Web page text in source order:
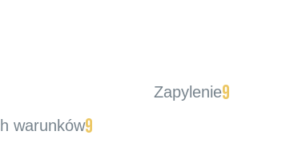
Zapylenie9
warunków9